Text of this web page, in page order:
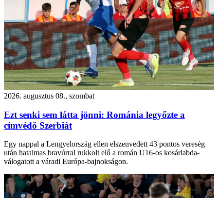
2026. augusztus 08., szombat
Ezt senki sem látta jönni: Románia legyőzte a
címvédő Szerbiát
Egy nappal a Lengyelország ellen elszenvedett 43 pontos vereség
után hatalmas bravúrral rukkolt elő a román U16-os kosárlabda-
válogatott a váradi Európa-bajnokságon.